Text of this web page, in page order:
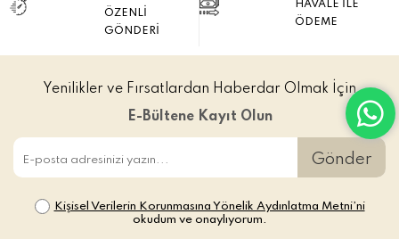
ÖZENLİ
GÖNDERİ
HAVALE İLE
ÖDEME
Yenilikler ve Fırsatlardan Haberdar Olmak İçin
E-Bültene Kayıt Olun
Gönder
Kişisel Verilerin Korunmasına Yönelik Aydınlatma Metni’ni
okudum ve onaylıyorum.